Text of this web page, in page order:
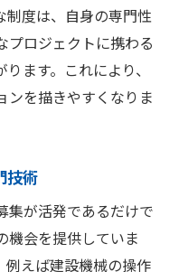
制度は、自身の専門性
プロジェクトに携わる
ます。これにより、
ンを描きやすくなりま
技術
集が活発であるだけで
機会を提供していま
例えば建設機械の操作